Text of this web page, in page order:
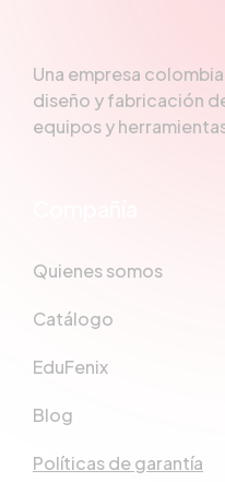
Una empresa
diseño y fabricación
equipos y
Quienes somos
Catálogo
EduFenix
Blog
Políticas de garantía